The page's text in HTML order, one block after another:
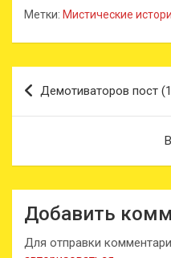
Метки: Мистические
Навигация
по
Демотиваторов пост
Добавить
Для отправки